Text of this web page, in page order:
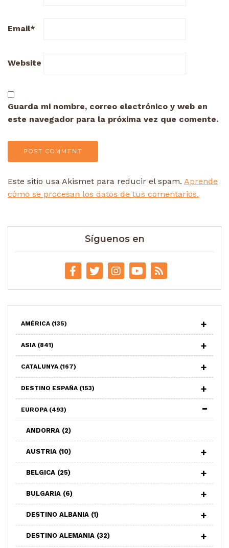
Email*
Website
Guarda mi nombre, correo electrónico y web en
este navegador para la próxima vez que comente.
Este sitio usa Akismet para reducir el spam. Aprende
cómo se procesan los datos de tus comentarios.
Síguenos en
AMÉRICA (135)
ASIA (841)
CATALUNYA (167)
DESTINO ESPAÑA (153)
EUROPA (493)
ANDORRA (2)
AUSTRIA (10)
BELGICA (25)
BULGARIA (6)
DESTINO ALBANIA (1)
DESTINO ALEMANIA (32)